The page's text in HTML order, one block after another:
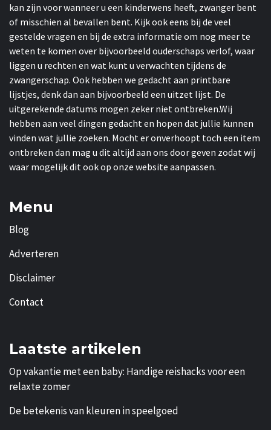
kan zijn voor wanneer u een kinderwens heeft, zwanger bent
of misschien al bevallen bent. Kijk ook eens bij de veel
gestelde vragen en bij de extra informatie om nog meer te
weten te komen over bijvoorbeeld ouderschaps verlof, waar
liggen u rechten en wat kunt u verwachten tijdens de
zwangerschap. Ook hebben we gedacht aan printbare
lijstjes, denk dan aan bijvoorbeeld een uitzet lijst. De
uitgerekende datums mogen zeker niet ontbreken.Wij
hebben aan veel dingen gedacht en hopen dat jullie kunnen
vinden wat jullie zoeken. Mocht er onverhoopt toch een item
ontbreken dan mag u dit altijd aan ons door geven zodat wij
waar mogelijk dit ook op onze website aanpassen.
Menu
Blog
Adverteren
Disclaimer
Contact
Laatste artikelen
Op vakantie met een baby: Handige reishacks voor een
relaxte zomer
De betekenis van kleuren in speelgoed